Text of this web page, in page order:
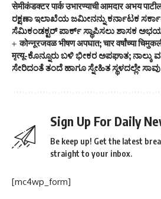
सेमीकंडक्टर पार्क उभारण्याची आमदार अभय
ರಕ್ಷಣಾ ಇಲಾಖೆಯ ಜಮೀನನ್ನು ಕರ್ನಾಟಕ
ಸೆಮಿಕಂಡಕ್ಟರ್ ಪಾರ್ಕ್ ಸ್ಥಾಪಿಸಲು ಶಾಸಕ
कोन्नूरजवळ भीषण अपघात; चार वर्षांच्या
मृत्यू-ಕೊನ್ನೂರು ಬಳಿ ಭೀಕರ ಅಪಘಾತ; ನಾಲ್ಕು
ಸೇರಿದಂತೆ ತಂದೆ ಹಾಗೂ ಸ್ನೇಹಿತ ಸ್ಥಳದಲ್ಲೇ
Sign Up For Daily
Be keep up! Get the latest
straight to your inbox.
[mc4wp_form]